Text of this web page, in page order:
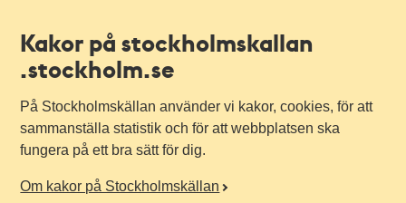
Kakor på stockholmskallan
.stockholm.se
På Stockholmskällan använder vi kakor, cookies, för att
sammanställa statistik och för att webbplatsen ska
fungera på ett bra sätt för dig.
Om kakor på Stockholmskällan